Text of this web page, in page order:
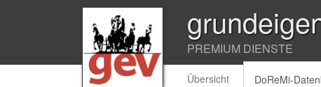
PREMIUM DIENSTE
Übersicht DoReMi-